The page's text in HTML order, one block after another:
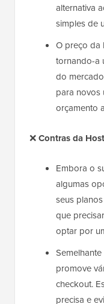
alternativa
simples de
O preço da
tornando-a
do
para novos
orçamento
❌Contras da
Embora o
algumas
seus
que
optar por
promove
checkout.
precisa e